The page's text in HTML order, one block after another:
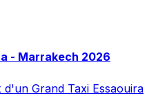
- Marrakech 2026
Grand Taxi Essaouira